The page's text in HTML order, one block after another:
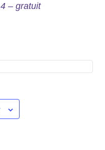
– gratuit